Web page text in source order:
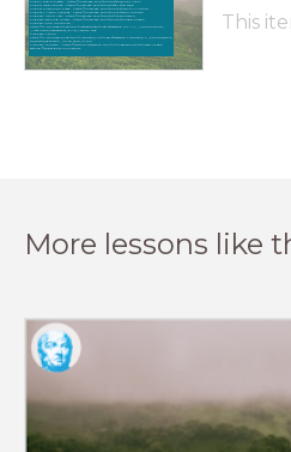
Slide 1) Ravi Pinisetti - https://unsplash.com/photos/ySQXoZLAsmc
Slide 2) Oziel Gómez - https://unsplash.com/photos/qLchd-tax_g
Slide 5) Priscilla Du Preez - https://unsplash.com/photos/XgoHMMkE02I
Slide 16) Martin Sanchez - https://unsplash.com/photos/ycG0A6DlvOk
Slide 23) Arthur Yeti - https://unsplash.com/photos/-zoe4nviem4
Slide 25) Henning Witzel - https://unsplash.com/photos/ukvgqriuOgo
Slide 36) Rob Koopman -
https://nl.wikipedia.org/wiki/Hatsjepsoet#/media/Bestand:WLANL_-_koopmanrob_-
_Maat-ka-Re_Hatsjepsoet_(RMO_Leiden).jpg
Slide 38) Sailko -
https://nl.wikipedia.org/wiki/Cleopatra_VII#/media/Bestand:Cleopatra_VII,_dalla_via_appia_
tra_ariccia_e_genzano,_40-30_ac_ca._01.JPG
Slide 39) Tomertu - https://www.shutterstock.com/nl/image-photo/concept-image-
setting-five-star-goal-1140456245
This
More lessons like